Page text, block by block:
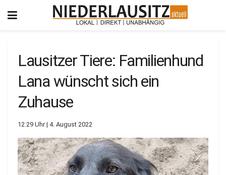
Lausitzer Tiere: Familienhund
Lana wünscht sich ein
Zuhause
12:29 Uhr | 4. August 2022